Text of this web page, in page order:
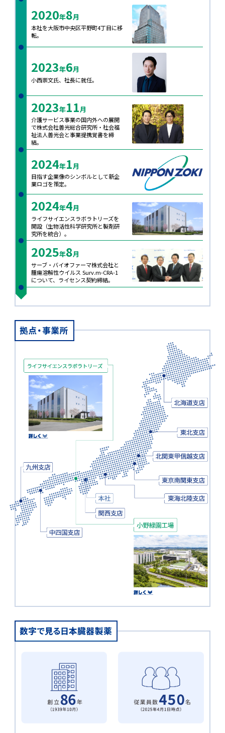
2020年8月
本社を大阪市中央区平野町4丁目に移
転。
2023年6月
小西崇文氏、社長に就任。
2023年11月
介護サービス事業の国内外への展開
で株式会社善光総合研究所・社会福
祉法人善光会と事業提携覚書を締
結。
2024年1月
目指す企業像のシンボルとして新企
業ロゴを策定。
2024年4月
ライフサイエンスラボラトリーズを
開設（生物活性科学研究所と製剤研
究所を統合）。
2025年8月
サーブ・バイオファーマ株式会社と
腫瘍溶解性ウイルス Surv.m-CRA-1
について、ライセンス契約締結。